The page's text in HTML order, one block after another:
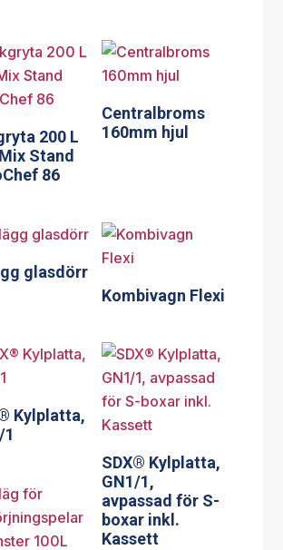
200 L
Stand
86
Centralbroms
160mm hjul
glasdörr
Kombivagn Flexi
Kylplatta,
1
SDX® Kylplatta,
GN1/1,
avpassad för S-
boxar inkl.
Kassett